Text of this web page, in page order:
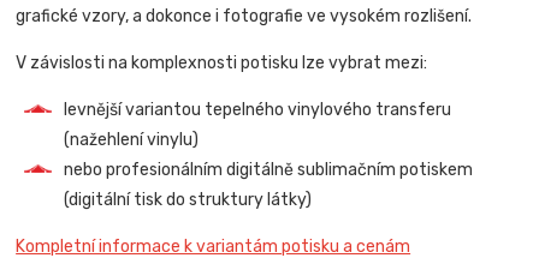
grafické vzory, a dokonce i fotografie ve vysokém rozlišení.
V závislosti na komplexnosti potisku lze vybrat mezi:
levnější variantou tepelného vinylového transferu
(nažehlení vinylu)
nebo profesionálním digitálně sublimačním potiskem
(digitální tisk do struktury látky)
Kompletní informace k variantám potisku a cenám